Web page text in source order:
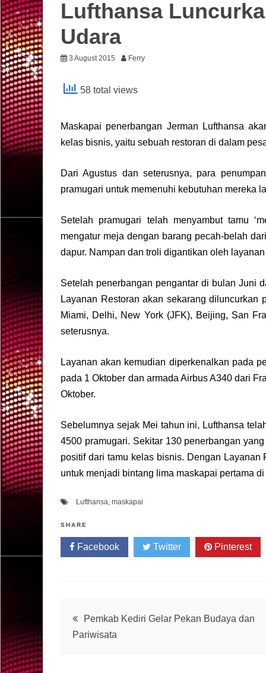
Lufthansa
Udara
3 August 2015 Ferry
58 total views
Maskapai penerbangan Jerman Lufthansa
kelas bisnis, yaitu sebuah restoran di dalam
Dari Agustus dan seterusnya, para
pramugari untuk memenuhi kebutuhan mereka
Setelah pramugari telah menyambut tamu
mengatur meja dengan barang pecah-belah
dapur. Nampan dan troli digantikan oleh
Setelah penerbangan pengantar di bulan Juni
Layanan Restoran akan sekarang
Miami, Delhi, New York (JFK), Beijing, San
seterusnya.
Layanan akan kemudian diperkenalkan pada
pada 1 Oktober dan armada Airbus A340 dari
Oktober.
Sebelumnya sejak Mei tahun ini, Lufthansa
4500 pramugari. Sekitar 130 penerbangan
positif dari tamu kelas bisnis. Dengan
untuk menjadi bintang lima maskapai pertama
Lufthansa, maskapai
SHARE
Facebook Twitter Pinterest
PostPemkab Kediri Gelar Pekan Budaya dan
Pariwisata